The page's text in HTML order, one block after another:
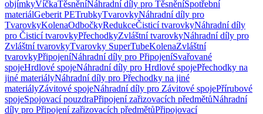
objímkyVíčkaTěsněníNáhradní díly pro TěsněníSpotřební
materiálGeberit PETrubkyTvarovkyNáhradní díly pro
TvarovkyKolenaOdbočkyRedukceČisticí tvarovkyNáhradní díly
pro Čisticí tvarovkyPřechodkyZvláštní tvarovkyNáhradní díly pro
Zvláštní tvarovkyTvarovky SuperTubeKolenaZvláštní
tvarovkyPřipojeníNáhradní díly pro PřipojeníSvařované
spojeHrdlové spojeNáhradní díly pro Hrdlové spojePřechodky na
jiné materiályNáhradní díly pro Přechodky na jiné
materiályZávitové spojeNáhradní díly pro Závitové spojePřírubové
spojeSpojovací pouzdraPřipojení zařizovacích předmětůNáhradní
díly pro Připojení zařizovacích předmětůPřipojovací